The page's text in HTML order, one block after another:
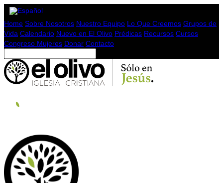
Home Sobre Nosotros Nuestro Equipo Lo Que Creemos Grupos de
Vida Calendario Nuevo en El Olivo Prédicas Recursos Cursos
Congreso Mujeres Donar Contacto